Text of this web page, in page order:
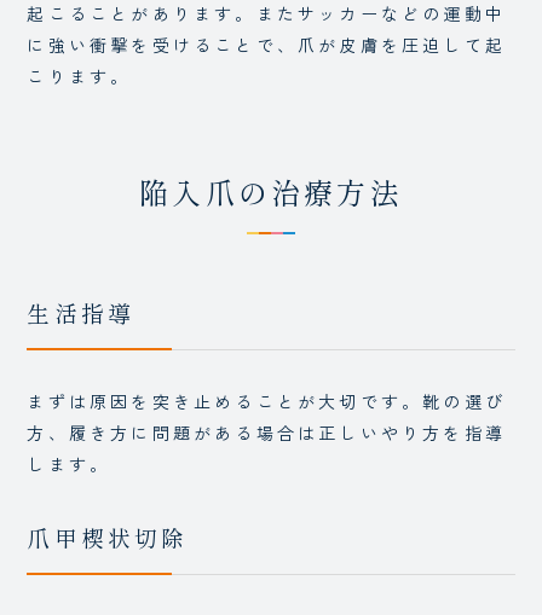
起こることがあります。またサッカーなどの運動中
に強い衝撃を受けることで、爪が皮膚を圧迫して起
こります。
陥入爪の治療方法
生活指導
まずは原因を突き止めることが大切です。靴の選び
方、履き方に問題がある場合は正しいやり方を指導
します。
爪甲楔状切除